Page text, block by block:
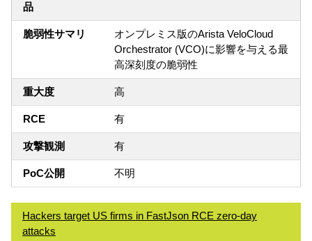
品
脆弱性サマリ
オンプレミス版のArista VeloCloud
Orchestrator (VCO)に影響を与える最
高深刻度の脆弱性
重大度 高
RCE 有
攻撃観測 有
PoC公開 不明
Hackers target US firms in FastJson RCE zero-day
attacks